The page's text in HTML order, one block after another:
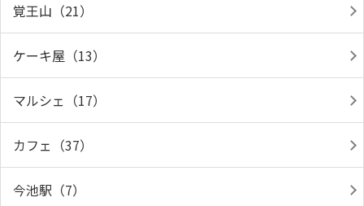
覚王山（21）
ケーキ屋（13）
マルシェ（17）
カフェ（37）
今池駅（7）